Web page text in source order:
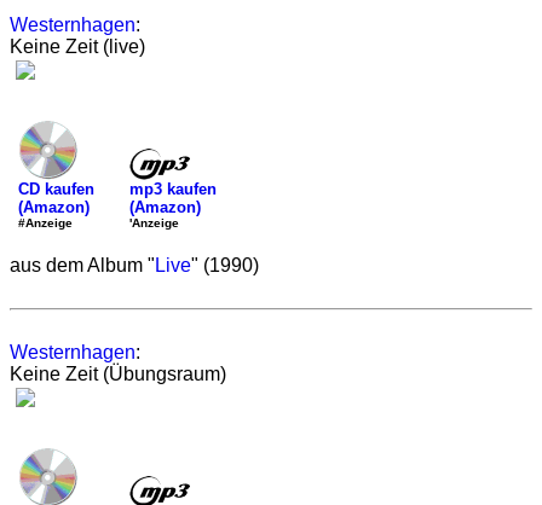
Westernhagen:
Keine Zeit (live)
CD kaufen
(Amazon)
#Anzeige
mp3 kaufen
(Amazon)
'Anzeige
aus dem Album " Live" (1990)
Westernhagen:
Keine Zeit (Übungsraum)